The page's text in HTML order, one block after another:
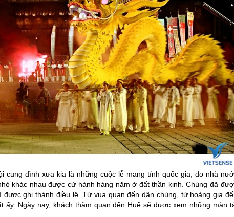
cung đình xưa kia là những cuộc lễ mang tính quốc gia, do nhà
khác nhau được cử hành hàng năm ở đất thần kinh. Chúng đã
ghi thành điều lệ. Từ vua quan đến dân chúng, từ hoàng gia
ấy. Ngày nay, khách thăm quan đến Huế sẽ được xem những màn